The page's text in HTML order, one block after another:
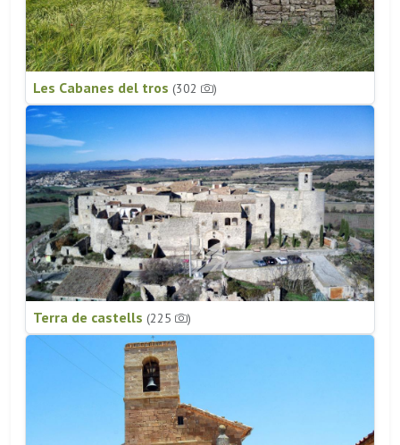
Les Cabanes del tros (302 )
Terra de castells (225 )